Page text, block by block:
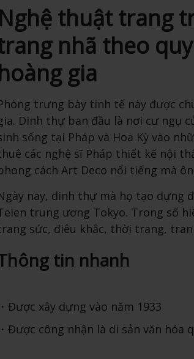
Nghệ thuật trang
nhã theo
gia
trưng bày tinh tế này được
Dinh thự ban đầu là nơi cư ngụ
sống tại Pháp và Hoa Kỳ vào
các nghệ sĩ Pháp thiết kế nội
cách Art Deco nổi tiếng mà
nay, dinh thự mà họ tạo dựng
trung ương Tokyo. Trong số
sức, điêu khắc, thời trang,
tin nhanh
Được xây dựng vào năm 1933
Được công nhận là di sản văn hóa